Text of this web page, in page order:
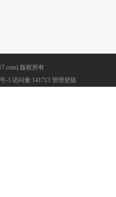
版权所有
-3 访问量:141713 管理登陆